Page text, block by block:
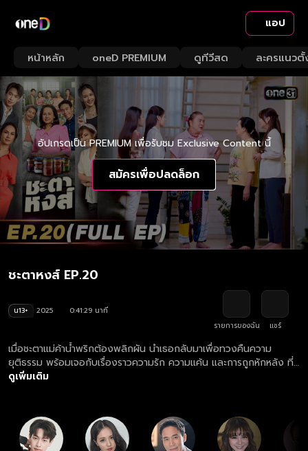
แอป
หน้าหลัก oneD PREMIUM ดูทีวีสด ละครแนวตั้
อัปเกรดเป็น PREMIUM เพื่อรับชม Exclusive Content นี้
สมัครเพื่อปลดล็อก
ชะตาหงส์ EP.20
น13+ 2025
0:41:29 นาที
รายการของฉัน
แชร์
เมื่อชะตาแม่ค้าน้ำพริกต้องพลิกผัน นำเธอกลับมาเพื่อทวงคืนความ
ยุติธรรม พร้อมเจอกับเรื่องราวความรัก ความแค้น และการถูกหักหลัง ที่
ไม่มีวันลบเลือน!!
ดูเพิ่มเติม